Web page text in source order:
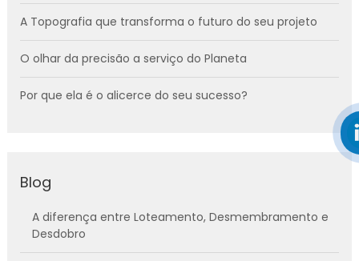
A Topografia que transforma o futuro do seu projeto
O olhar da precisão a serviço do Planeta
Por que ela é o alicerce do seu sucesso?
Blog
A diferença entre Loteamento, Desmembramento e
Desdobro